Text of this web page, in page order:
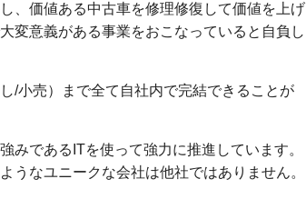
、価値ある中古車を修理修復して価値を上げ
変意義がある事業をおこなっていると自負し
/小売）まで全て自社内で完結できることが
みであるITを使って強力に推進しています。
うなユニークな会社は他社ではありません。